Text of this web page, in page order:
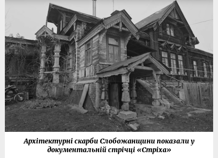
Архітектурні скарби Слобожанщини показали у
документальній стрічці «Стріха»